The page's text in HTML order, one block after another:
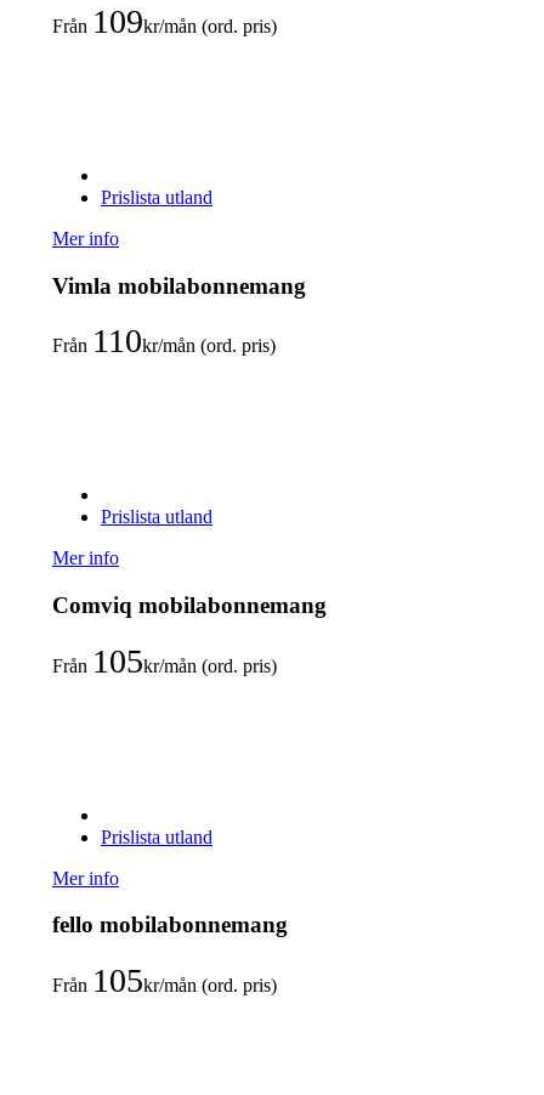
Från 109kr/mån (ord. pris)
Prislista utland
Mer info
Vimla mobilabonnemang
Från 110kr/mån (ord. pris)
Prislista utland
Mer info
Comviq mobilabonnemang
Från 105kr/mån (ord. pris)
Prislista utland
Mer info
fello mobilabonnemang
Från 105kr/mån (ord. pris)